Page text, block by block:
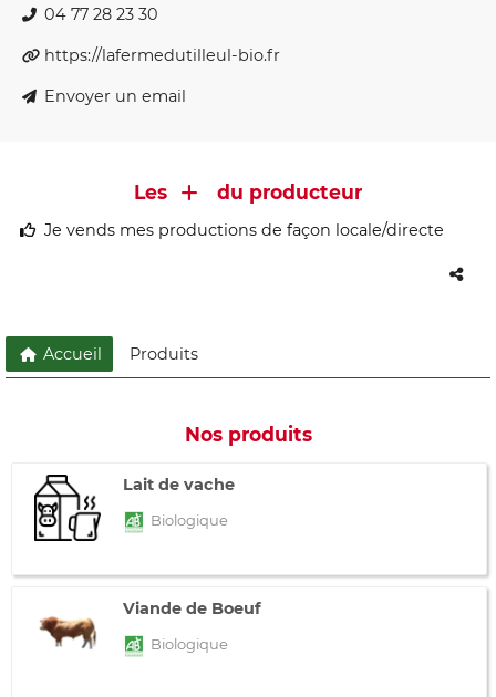
04 77 28 23 30
https://lafermedutilleul-bio.fr
Envoyer un email
Les du producteur
Je vends mes productions de façon locale/directe
Accueil Produits
Nos produits
Lait de vache
Biologique
Viande de Boeuf
Biologique